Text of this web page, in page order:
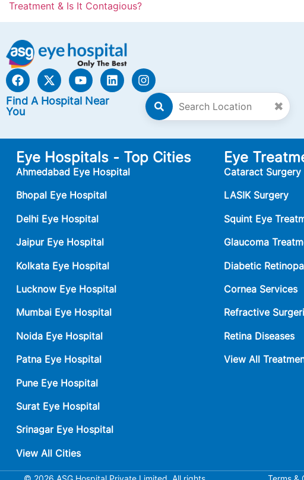
Treatment & Is It Contagious?
Find A Hospital Near
You
✖
Eye Hospitals - Top Cities
Ahmedabad Eye Hospital
Bhopal Eye Hospital
Delhi Eye Hospital
Jaipur Eye Hospital
Kolkata Eye Hospital
Lucknow Eye Hospital
Mumbai Eye Hospital
Noida Eye Hospital
Patna Eye Hospital
Pune Eye Hospital
Surat Eye Hospital
Srinagar Eye Hospital
View All Cities
Eye
Cataract Surgery
LASIK Surgery
Squint Eye
Glaucoma
Diabetic
Cornea Services
Refractive
Retina Diseases
View All